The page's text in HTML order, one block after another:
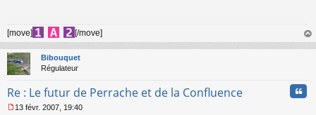
[move] [/move]
au
Bibouquet
Régulateur
Re : Le futur de Perrache et de la Confluence
13 févr. 2007, 19:40